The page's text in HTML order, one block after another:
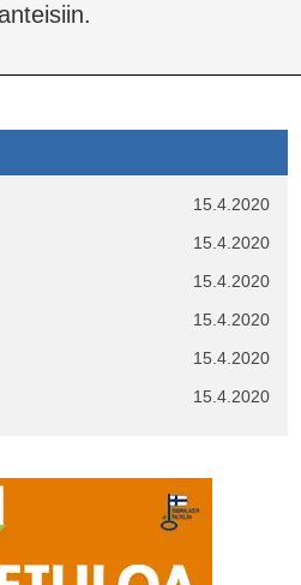
15.4.2020
15.4.2020
15.4.2020
15.4.2020
15.4.2020
15.4.2020